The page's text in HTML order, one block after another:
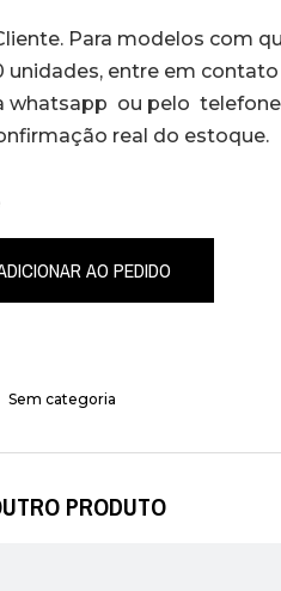
Para modelos com
unidades, entre em
whatsapp ou pelo telefone
real do estoque.
AO PEDIDO
Sem categoria
PRODUTO